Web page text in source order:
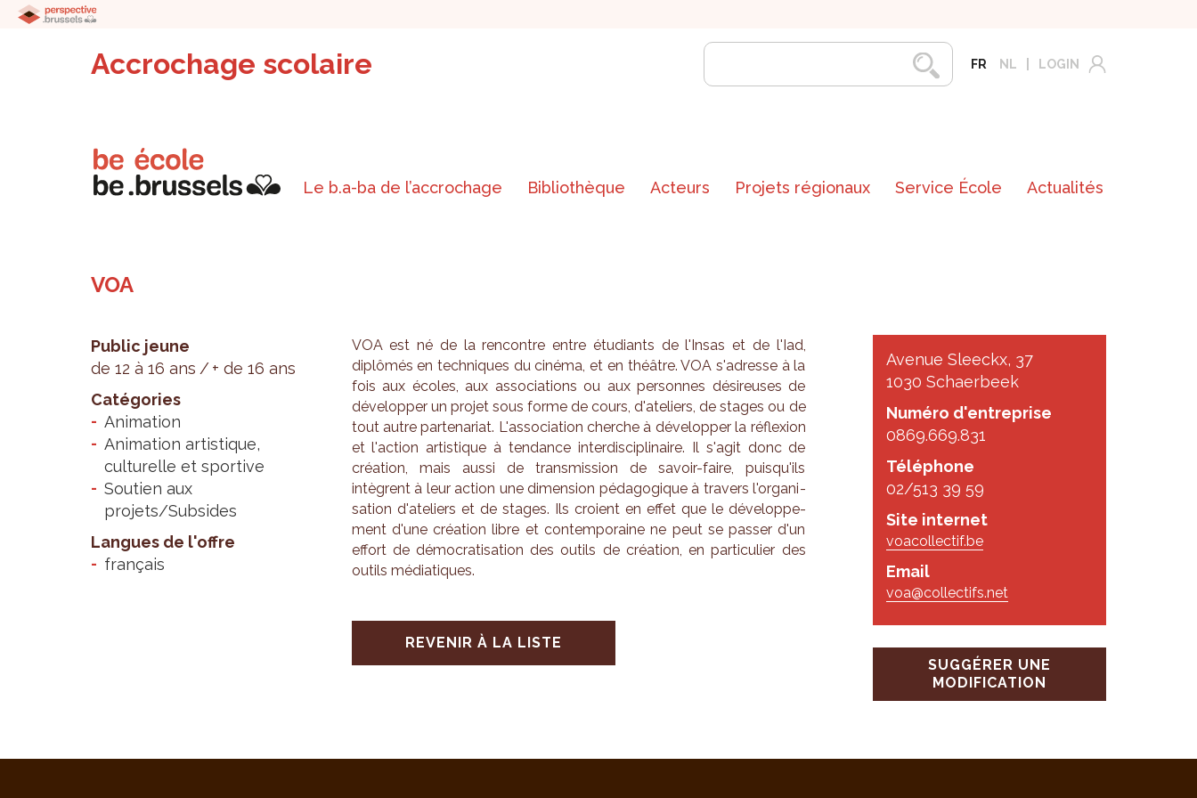
Accrochage scolaire FR NL LOGIN
Le b.a-ba de l’accrochage Bibliothèque Acteurs Projets régionaux Service École Actualités
VOA
Public jeune
de 12 à 16 ans
+ de 16 ans
Catégories
Animation
Animation artistique,
culturelle et sportive
Soutien aux
projets/Subsides
Langues de l'offre
français
Avenue Sleeckx, 37
1030 Schaerbeek
Numéro d'entreprise
0869.669.831
Téléphone
02/513 39 59
Site internet
voacollectif.be
Email
voa@collectifs.net
SUGGÉRER UNE
MODIFICATION
VOA est né de la ren­contre entre étu­diants de l'In­sas et de l'Iad,
diplô­més en tech­niques du cinéma, et en théâtre. VOA s'adresse à la
fois aux écoles, aux asso­cia­tions ou aux per­sonnes dési­reuses de
déve­lop­per un pro­jet sous forme de cours, d'ate­liers, de stages ou de
tout autre par­te­na­riat. L'as­so­cia­tion cherche à déve­lop­per la réflexion
et l'ac­tion artis­tique à ten­dance inter­dis­ci­pli­naire. Il s'agit donc de
créa­tion, mais aussi de trans­mis­sion de savoir-faire, puis­qu'ils
intègrent à leur action une dimen­sion péda­go­gique à tra­vers l'or­ga­ni­
sa­tion d'ate­liers et de stages. Ils croienten effet que le déve­lop­pe­
ment d'une créa­tion libre et contem­po­raine ne peut se pas­ser d'un
effort de démo­cra­ti­sa­tion des outils de créa­tion, en par­ti­cu­lier des
outils média­tiques.
REVENIR À LA LISTE